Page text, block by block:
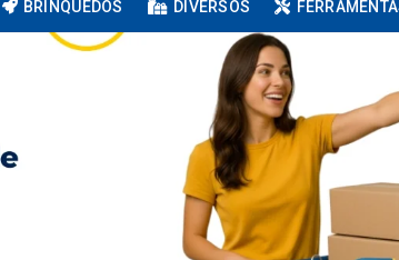
BRINQUEDOS DIVERSOS